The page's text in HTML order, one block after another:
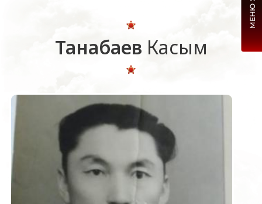
Танабаев Касым
МЕНЮ